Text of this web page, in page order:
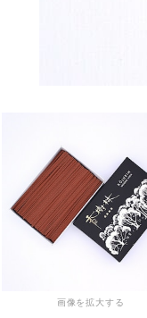
画像を拡大する